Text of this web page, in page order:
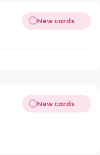
New cards
New cards